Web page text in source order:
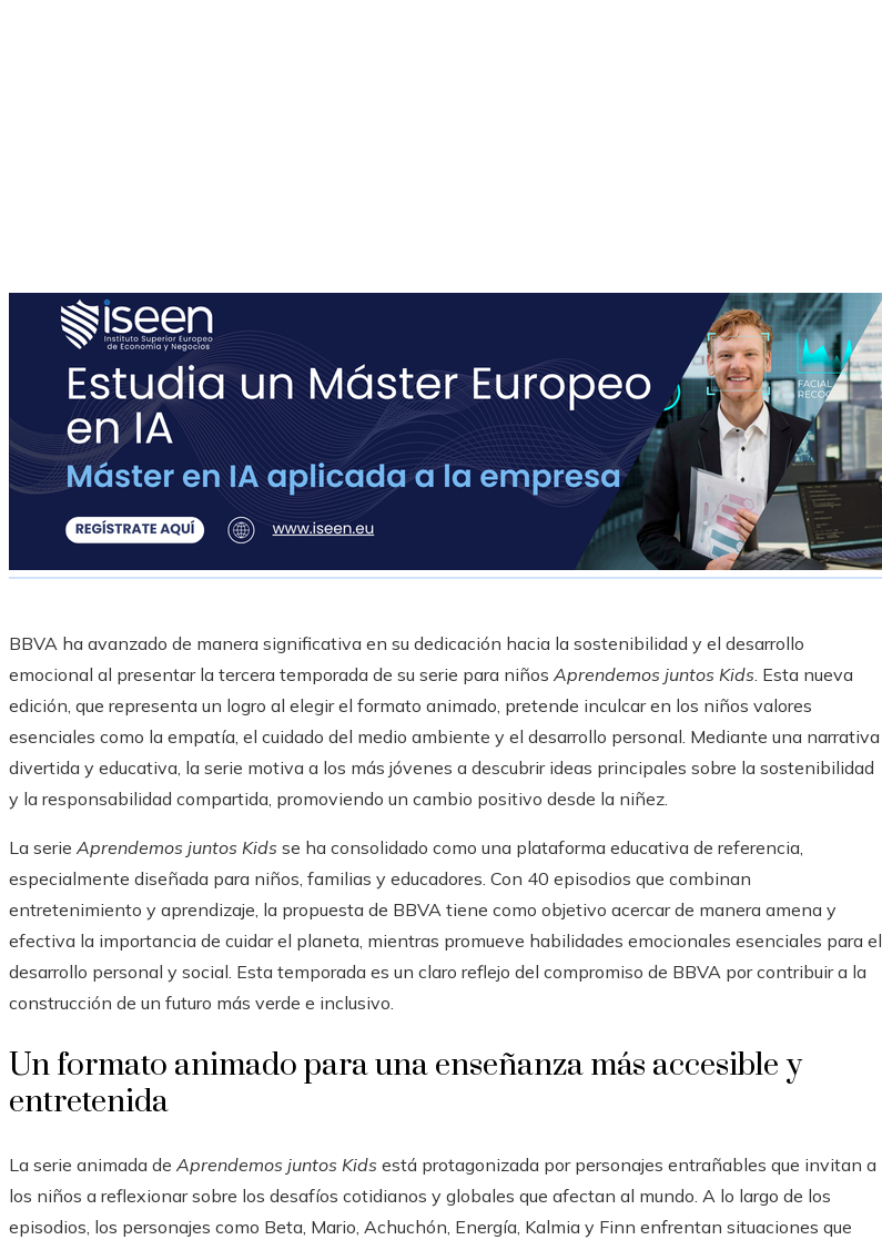
BBVA ha avanzado de manera significativa en su dedicación hacia la sostenibilidad y el desarrollo
emocional al presentar la tercera temporada de su serie para niños Aprendemos juntos Kids. Esta nueva
edición, que representa un logro al elegir el formato animado, pretende inculcar en los niños valores
esenciales como la empatía, el cuidado del medio ambiente y el desarrollo personal. Mediante una narrativa
divertida y educativa, la serie motiva a los más jóvenes a descubrir ideas principales sobre la sostenibilidad
y la responsabilidad compartida, promoviendo un cambio positivo desde la niñez.
La serie Aprendemos juntos Kids se ha consolidado como una plataforma educativa de referencia,
especialmente diseñada para niños, familias y educadores. Con 40 episodios que combinan
entretenimiento y aprendizaje, la propuesta de BBVA tiene como objetivo acercar de manera amena y
efectiva la importancia de cuidar el planeta, mientras promueve habilidades emocionales esenciales para el
desarrollo personal y social. Esta temporada es un claro reflejo del compromiso de BBVA por contribuir a la
construcción de un futuro más verde e inclusivo.
Un formato animado para una enseñanza más accesible y
entretenida
La serie animada de Aprendemos juntos Kids está protagonizada por personajes entrañables que invitan a
los niños a reflexionar sobre los desafíos cotidianos y globales que afectan al mundo. A lo largo de los
episodios, los personajes como Beta, Mario, Achuchón, Energía, Kalmia y Finn enfrentan situaciones que